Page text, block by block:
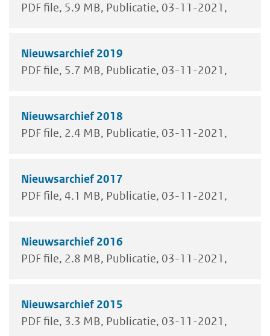
PDF file 5.9 MB Publicatie 03-11-2021
Nieuwsarchief 2019
PDF file 5.7 MB Publicatie 03-11-2021
Nieuwsarchief 2018
PDF file 2.4 MB Publicatie 03-11-2021
Nieuwsarchief 2017
PDF file 4.1 MB Publicatie 03-11-2021
Nieuwsarchief 2016
PDF file 2.8 MB Publicatie 03-11-2021
Nieuwsarchief 2015
PDF file 3.3 MB Publicatie 03-11-2021